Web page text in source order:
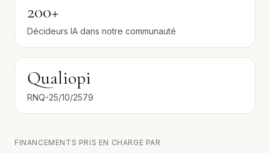
200+
Décideurs IA dans notre communauté
Qualiopi
RNQ-25/10/2579
FINANCEMENTS PRIS EN CHARGE PAR